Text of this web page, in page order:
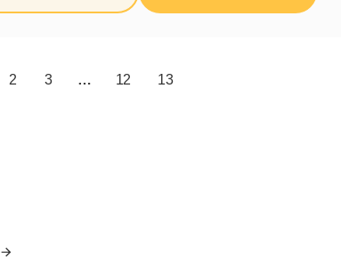
2 3 … 12 13
Moi j'déjeune (Blogue)
Accès franchisés